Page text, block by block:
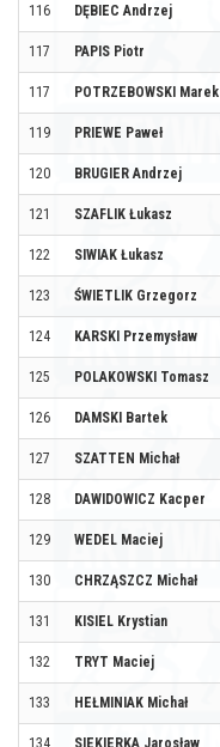
116 DĘBIEC Andrzej
117 PAPIS Piotr
117 POTRZEBOWSKI Marek
119 PRIEWE Paweł
120 BRUGIER Andrzej
121 SZAFLIK Łukasz
122 SIWIAK Łukasz
123 ŚWIETLIK Grzegorz
124 KARSKI Przemysław
125 POLAKOWSKI Tomasz
126 DAMSKI Bartek
127 SZATTEN Michał
128 DAWIDOWICZ Kacper
129 WEDEL Maciej
130 CHRZĄSZCZ Michał
131 KISIEL Krystian
132 TRYT Maciej
133 HEŁMINIAK Michał
134 SIEKIERKA Jarosław